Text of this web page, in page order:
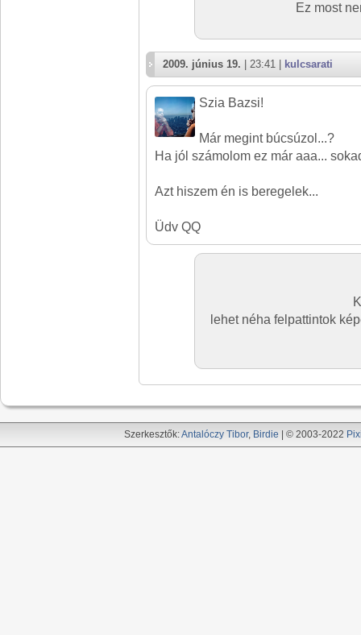
Ez most
2009. június 19. | 23:41 | kulcsarati
Szia Bazsi!
Már megint búcsúzol...?
Ha jól számolom ez már aaa...
Azt hiszem én is beregelek...
Üdv QQ
lehet néha felpattintok
Szerkesztők:Antalóczy Tibor, Birdie | © 2003-2022